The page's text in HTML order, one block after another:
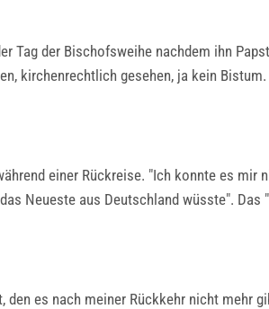
Tag der Bischofsweihe nachdem ihn
kirchenrechtlich gesehen, ja kein
einer Rückreise. "Ich konnte es mir
Neueste aus Deutschland wüsste". Das
es nach meiner Rückkehr nicht mehr